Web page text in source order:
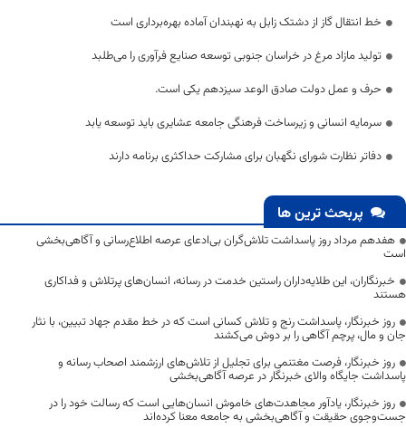
خط انتقال گاز از دشتک زابل به نهبندان آماده بهره‌برداری است
تولید مازاد مرغ در خراسان جنوبی توسعه صنایع فرآوری را می‌طلبد
حرف و عمل دولت صادق الوعد سیزدهم یکی است.
سرمایه انسانی و زیرساخت فرهنگی جامعه عشایری باید توسعه یابد
دفاتر نظارت شورای نگهبان برای مشارکت حداکثری برنامه دارند
پربحث ترین ها
هفدهم مرداد روز پاسداشت تلاش‌گران بی‌ادعای عرصه اطلاع‌رسانی و آگاهی‌بخشی
است
خبرنگاران، این طلایه‌داران راستین خدمت در رسانه، انسان‌های پرتلاش و فداکاری
هستند
روز خبرنگار، پاسداشت رنج و تلاش کسانی است که در خط مقدم جهاد تبیین، با نثار
جان و مال، پرچم آگاهی را بر دوش می‌کشند
روز خبرنگار، فرصت مغتنمی برای تجلیل از تلاش‌های ارزشمند اصحاب رسانه و
پاسداشت جایگاه والای خبرنگار در عرصه آگاهی‌بخشی
روز خبرنگار، یادآور مجاهدت‌های خاموش انسان‌هایی است که رسالت خود را در
جست‌وجوی حقیقت و آگاهی‌بخشی به جامعه معنا کرده‌اند